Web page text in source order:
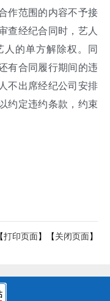
作范围的内容不予接
查经纪合同时，艺人
的单方解除权。同
有合同履行期间的违
不出席经纪公司安排
约定违约条款，约束
【打印页面 】【 关闭页面 】